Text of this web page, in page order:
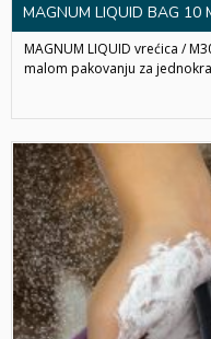
MAGNUM LIQUID BAG 10
MAGNUM LIQUID vrećica /
malom pakovanju za